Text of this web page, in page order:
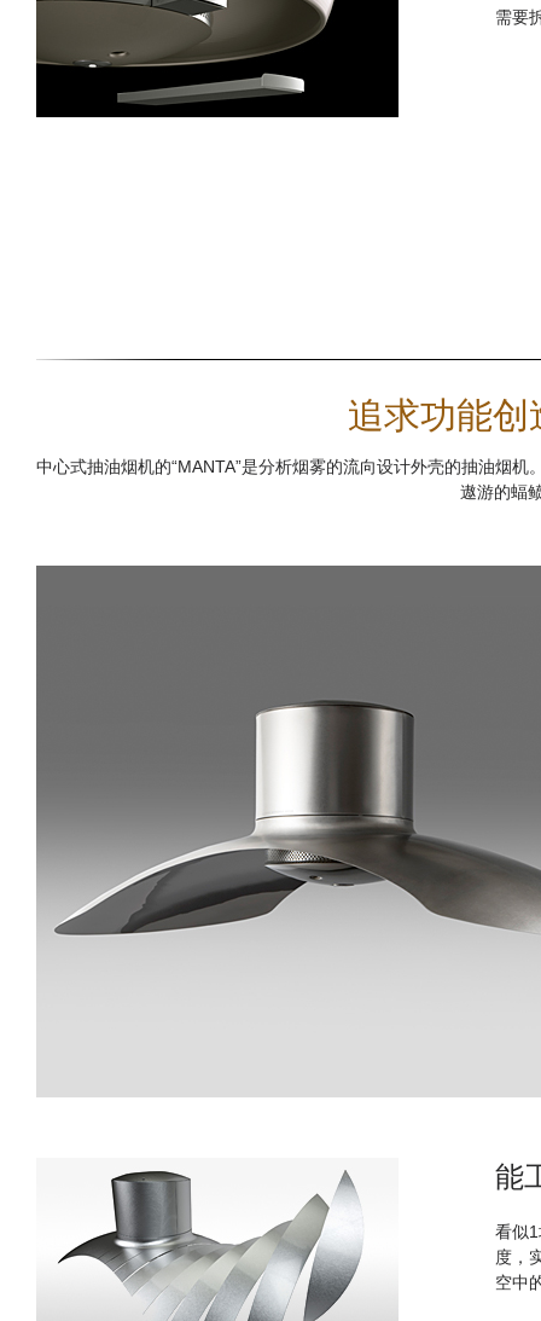
需要
追求功能创
中心式抽油烟机的“MANTA”是分析烟雾的流向设计外壳的抽油烟
遨游的蝠
能
看似
度，
空中